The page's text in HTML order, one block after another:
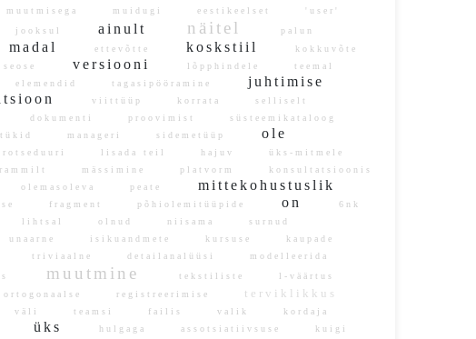
muutmisega muidugi eestikeelset
'user'
jooksul ainult näitel palun
madal ettevõtte koskstiil
kokkuvõte
versiooni lõpphindele teemal
elemendid tagasipööramine juhtimise
viittüüp korrata
selliselt
dokumenti proovimist
süsteemikataloog
manageri sidemetüüp
ole
lisada teil hajuv
üks-mitmele
mässimine platvorm
konsultatsioonis
olemasoleva peate mittekohustuslik
fragment põhiolemitüüpide on
6nk
lihtsal olnud niisama
surnud
unaarne isikuandmete kursuse
kaupade
triviaalne detailanalüüsi
modelleerida
muutmine tekstiliste
l-väärtus
registreerimise terviklikkus
väli teamsi failis valik kordaja
üks hulgaga assotsiatiivsuse
kuigi